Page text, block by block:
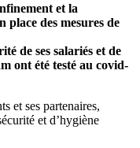
et la
place des mesures de
de ses salariés et de
ont été testé au covid-
et ses partenaires,
et d’hygiène